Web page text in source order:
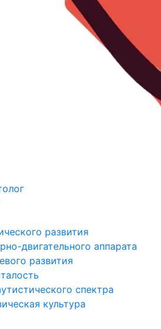
развития
двигательного аппарата
развития
спектра
культура